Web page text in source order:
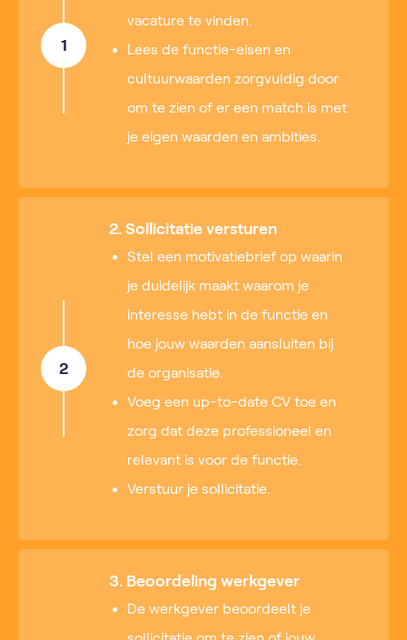
1
vacature te vinden.
Lees de functie-eisen en
cultuurwaarden zorgvuldig door
om te zien of er een match is met
je eigen waarden en ambities.
2
2. Sollicitatie versturen
Stel een motivatiebrief op waarin
je duidelijk maakt waarom je
interesse hebt in de functie en
hoe jouw waarden aansluiten bij
de organisatie.
Voeg een up-to-date CV toe en
zorg dat deze professioneel en
relevant is voor de functie.
Verstuur je sollicitatie.
3. Beoordeling werkgever
De werkgever beoordeelt je